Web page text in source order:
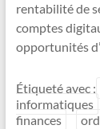
rentabilité de
comptes
opportunités
Étiqueté avec :
informatiques
finances